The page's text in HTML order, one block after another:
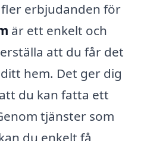
erbjudanden för
är ett enkelt och
att du får det
hem. Det ger dig
du kan fatta ett
tjänster som